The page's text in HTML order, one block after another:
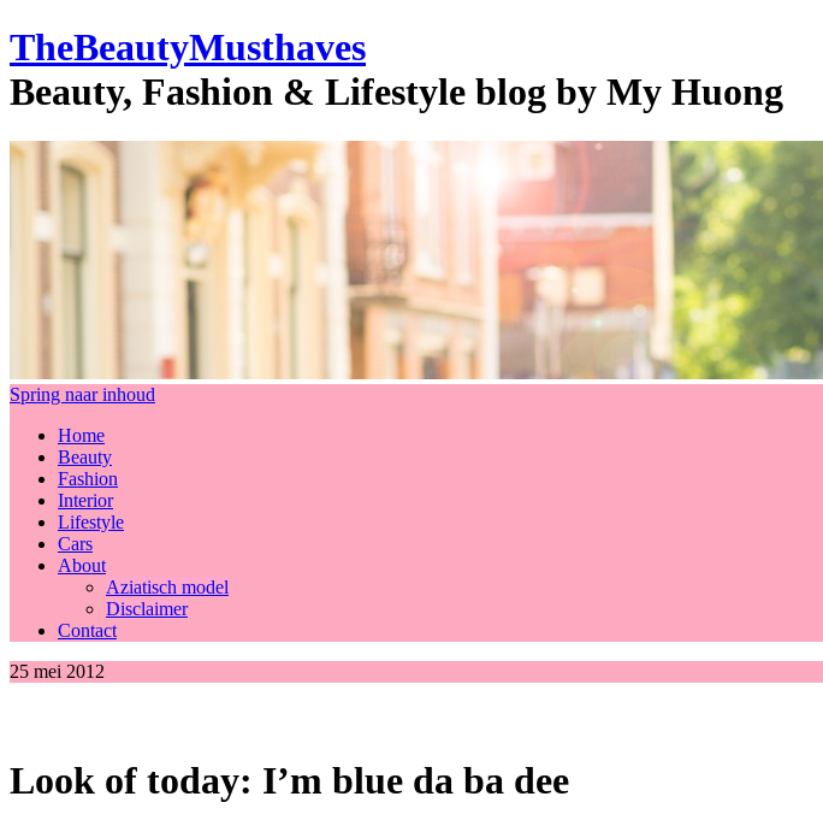
TheBeautyMusthaves
Beauty, Fashion & Lifestyle blog by My Huong
Spring naar inhoud
Home
Beauty
Fashion
Interior
Lifestyle
Cars
About
Aziatisch model
Disclaimer
Contact
25 mei 2012
Look of today: I’m blue da ba dee